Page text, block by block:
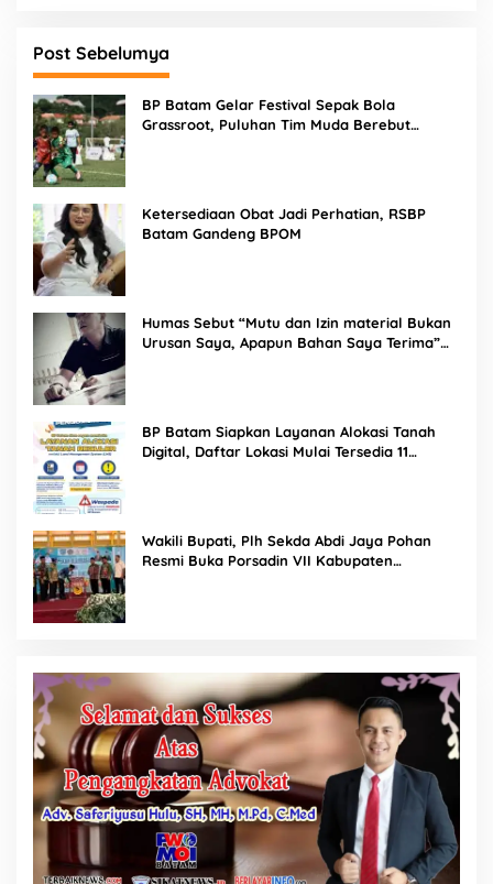
Post Sebelumya
BP Batam Gelar Festival Sepak Bola
Grassroot, Puluhan Tim Muda Berebut
Ketersediaan Obat Jadi Perhatian, RSBP
Batam Gandeng BPOM
Humas Sebut “Mutu dan Izin material Bukan
Urusan Saya, Apapun Bahan Saya Terima”
BP Batam Siapkan Layanan Alokasi Tanah
Digital, Daftar Lokasi Mulai Tersedia 11
Wakili Bupati, Plh Sekda Abdi Jaya Pohan
Resmi Buka Porsadin VII Kabupaten